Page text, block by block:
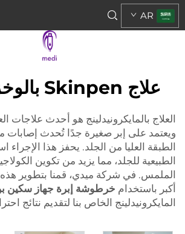
AR
علاج Skinpen بالوخز الدقيق
العلاج بالمايكرونيدلينج هو أحدث علاجات
ويعتمد على إبر صغيرة جدًا تُحدث إصابات
الطبقة العليا من الجلد. يحفز هذا الإجراء
الطبيعية للجلد، مما يزيد من تكوين
الملمس. في شركة ميدي، قمنا بتطوير هذه
أكبر باستخدام خرطوشة إبرة جهاز سكين
المايكرونيدلينج الخاص بنا لتقديم نتائج